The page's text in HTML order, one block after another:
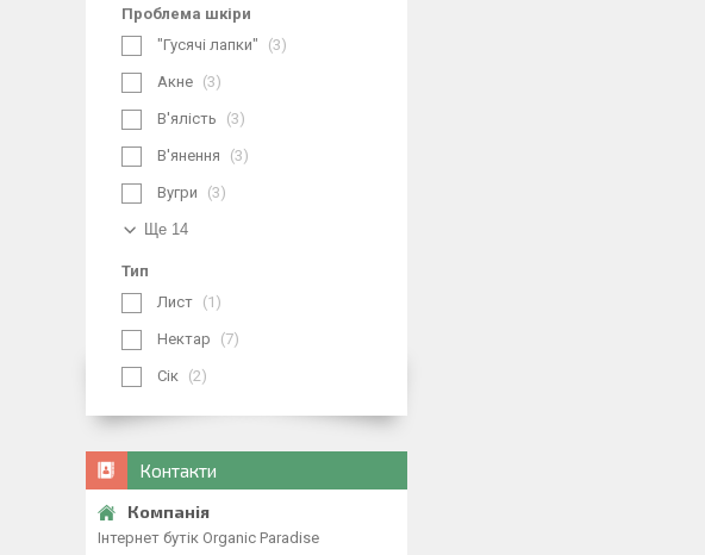
Проблема шкіри
"Гусячі лапки"
3
Акне 3
В'ялість 3
В'янення 3
Вугри 3
Ще 14
Тип
Лист
1
Нектар 7
Сік 2
Контакти
Iнтернет бутiк Organic Paradise